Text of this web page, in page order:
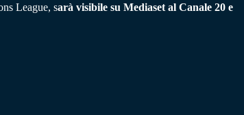
League, sarà visibile su Mediaset al Canale 20 e